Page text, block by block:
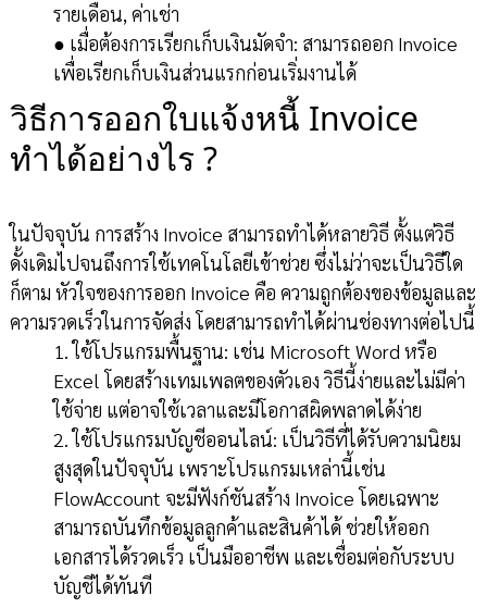
รายเดือน, ค่าเช่า
● เมื่อต้องการเรียกเก็บเงินมัดจำ: สามารถออก Invoice
เพื่อเรียกเก็บเงินส่วนแรกก่อนเริ่มงานได้
วิธีการออกใบแจ้งหนี้ Invoice
ทำได้อย่างไร ?
ในปัจจุบัน การสร้าง Invoice สามารถทำได้หลายวิธี ตั้งแต่วิธี
ดั้งเดิมไปจนถึงการใช้เทคโนโลยีเข้าช่วย ซึ่งไม่ว่าจะเป็นวิธีใด
ก็ตาม หัวใจของการออก Invoice คือ ความถูกต้องของข้อมูลและ
ความรวดเร็วในการจัดส่ง โดยสามารถทำได้ผ่านช่องทางต่อไปนี้
1. ใช้โปรแกรมพื้นฐาน: เช่น Microsoft Word หรือ
Excel โดยสร้างเทมเพลตของตัวเอง วิธีนี้ง่ายและไม่มีค่า
ใช้จ่าย แต่อาจใช้เวลาและมีโอกาสผิดพลาดได้ง่าย
2. ใช้โปรแกรมบัญชีออนไลน์: เป็นวิธีที่ได้รับความนิยม
สูงสุดในปัจจุบัน เพราะโปรแกรมเหล่านี้เช่น
FlowAccount จะมีฟังก์ชันสร้าง Invoice โดยเฉพาะ
สามารถบันทึกข้อมูลลูกค้าและสินค้าได้ ช่วยให้ออก
เอกสารได้รวดเร็ว เป็นมืออาชีพ และเชื่อมต่อกับระบบ
บัญชีได้ทันที